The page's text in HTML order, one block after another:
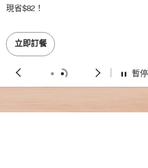
現省$82！
立即訂餐
暫停